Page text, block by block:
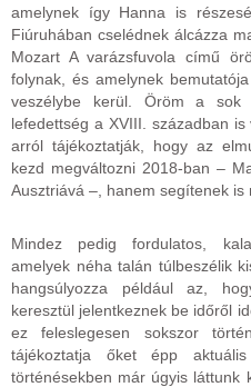
amelynek így Hanna is
Fiúruhában cselédnek álcázza
Mozart A varázsfuvola című
folynak, és amelynek
veszélybe kerül. Öröm a sok
lefedettség a XVIII. században
arról tájékoztatják, hogy az
kezd megváltozni 2018-ban –
Ausztriává –, hanem segítenek is
Mindez pedig fordulatos,
amelyek néha talán túlbeszélik
hangsúlyozza például az,
keresztül jelentkeznek be időről
ez feleslegesen sokszor
tájékoztatja őket épp
történésekben már úgyis láttunk